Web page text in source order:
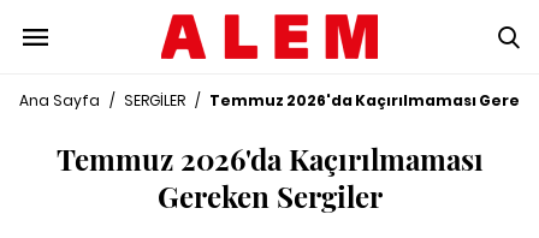
Ana Sayfa / SERGİLER / Temmuz 2026'da Kaçırılmaması
Temmuz 2026'da Kaçırılmaması
Gereken Sergiler